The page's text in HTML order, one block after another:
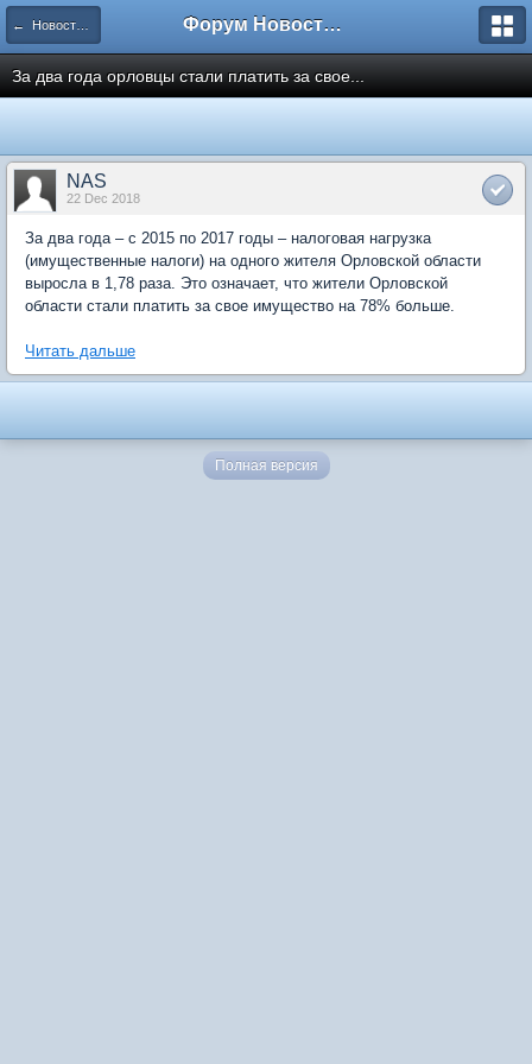
← Новости рынка недвижимости Форум Новостройки
За два года орловцы стали платить за свое...
NAS
22 Dec 2018
За два года – с 2015 по 2017 годы – налоговая нагрузка
(имущественные налоги) на одного жителя Орловской области
выросла в 1,78 раза. Это означает, что жители Орловской
области стали платить за свое имущество на 78% больше.
Читать дальше
Полная версия